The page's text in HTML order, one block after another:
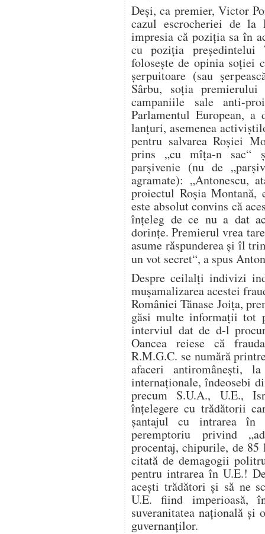
Deşi, ca premier, Victor
cazul escrocheriei de la
impresia că poziţia sa în
cu poziţia preşedintelui
foloseşte de opinia soţiei
şerpuitoare (sau
Sârbu, soţia
campaniile sale anti-
Parlamentul European,
lanţuri, asemenea
pentru salvarea Roşiei
prins „cu mîţa-n sac“
parşivenie (nu de
agramate): „Antonescu,
proiectul Roşia
este absolut convins că
înţeleg de ce nu a dat
dorinţe. Premierul vrea
asume răspunderea şi îl
un vot secret“, a spus
Despre ceilalţi indivizi
muşamalizarea acestei
României Tănase Joiţa,
găsi multe informaţii tot
interviul dat de d-l
Oancea reiese că
R.M.G.C. se numără
afaceri antiromâneşti,
internaţionale, îndeosebi
precum S.U.A., U.E.,
înţelegere cu trădătorii
şantajul cu intrarea în
peremptoriu privind
procentaj, chipurile, de 85
citată de demagogii
pentru intrarea în U.E.!
aceşti trădători şi să ne
U.E. fiind imperioasă,
suveranitatea naţională şi
guvernanţilor.